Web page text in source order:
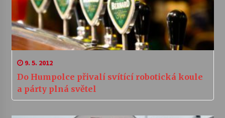
9. 5. 2012
Do Humpolce přivalí svítící robotická koule
a párty plná světel